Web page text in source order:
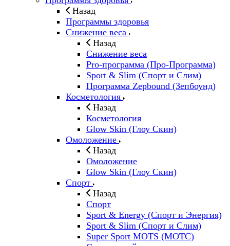
Назад
Программы здоровья
Снижение веса
Назад
Снижение веса
Pro-программа (Про-Программа)
Sport & Slim (Спорт и Слим)
Программа Zepbound (Зепбоунд)
Косметология
Назад
Косметология
Glow Skin (Глоу Скин)
Омоложение
Назад
Омоложение
Glow Skin (Глоу Скин)
Спорт
Назад
Спорт
Sport & Energy (Спорт и Энергия)
Sport & Slim (Спорт и Слим)
Super Sport MOTS (МОТС)